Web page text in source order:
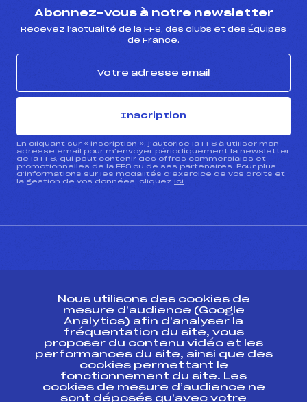
Abonnez-vous à notre newsletter
Recevez l’actualité de la FFS, des clubs et des Équipes
de France.
Inscription
En cliquant sur « inscription », j’autorise la FFS à utiliser mon
adresse email pour m’envoyer périodiquement la newsletter
de la FFS, qui peut contenir des offres commerciales et
promotionnelles de la FFS ou de ses partenaires. Pour plus
d’informations sur les modalités d’exercice de vos droits et
la gestion de vos données, cliquez ici
ESPACE PRESSE
Ressources
Pass’Neige
Projet sportif fédéral
Projet de performance fédéral
Nous utilisons des cookies de
mesure d’audience (Google
Analytics) afin d’analyser la
fréquentation du site, vous
proposer du contenu vidéo et les
performances du site, ainsi que des
cookies permettant le
fonctionnement du site. Les
cookies de mesure d’audience ne
sont déposés qu’avec votre